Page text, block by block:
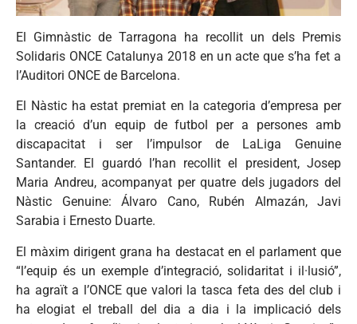
El Gimnàstic de Tarragona ha recollit un dels Premis
Solidaris ONCE Catalunya 2018 en un acte que s’ha fet a
l’Auditori ONCE de Barcelona.
El Nàstic ha estat premiat en la categoria d’empresa per
la creació d’un equip de futbol per a persones amb
discapacitat i ser l’impulsor de LaLiga Genuine
Santander. El guardó l’han recollit el president, Josep
Maria Andreu, acompanyat per quatre dels jugadors del
Nàstic Genuine: Álvaro Cano, Rubén Almazán, Javi
Sarabia i Ernesto Duarte.
El màxim dirigent grana ha destacat en el parlament que
“l’equip és un exemple d’integració, solidaritat i il·lusió”,
ha agraït a l’ONCE que valori la tasca feta des del club i
ha elogiat el treball del dia a dia i la implicació dels